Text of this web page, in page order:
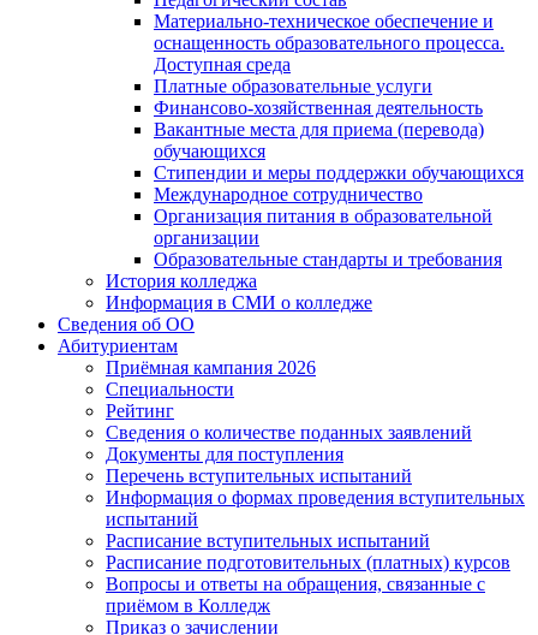
Материально-техническое обеспечение и
оснащенность образовательного процесса.
Доступная среда
Платные образовательные услуги
Финансово-хозяйственная деятельность
Вакантные места для приема (перевода)
обучающихся
Стипендии и меры поддержки обучающихся
Международное сотрудничество
Организация питания в образовательной
организации
Образовательные стандарты и требования
История колледжа
Информация в СМИ о колледже
Сведения об ОО
Абитуриентам
Приёмная кампания 2026
Специальности
Рейтинг
Сведения о количестве поданных заявлений
Документы для поступления
Перечень вступительных испытаний
Информация о формах проведения вступительных
испытаний
Расписание вступительных испытаний
Расписание подготовительных (платных) курсов
Вопросы и ответы на обращения, связанные с
приёмом в Колледж
Приказ о зачислении